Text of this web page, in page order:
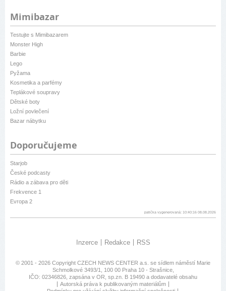
Mimibazar
Testujte s Mimibazarem
Monster High
Barbie
Lego
Pyžama
Kosmetika a parfémy
Teplákové soupravy
Dětské boty
Ložní povlečení
Bazar nábytku
Doporučujeme
Starjob
České podcasty
Rádio a zábava pro děti
Frekvence 1
Evropa 2
patička vygenerovaná: 10:40:16 08.08.2026
Inzerce Redakce RSS
© 2001 - 2026 Copyright CZECH NEWS CENTER a.s. se sídlem náměstí Marie
Schmolkové 3493/1, 100 00 Praha 10 - Strašnice,
IČO: 02346826, zapsána v OR, sp.zn. B 19490 a dodavatelé obsahu
Autorská práva k publikovaným materiálům